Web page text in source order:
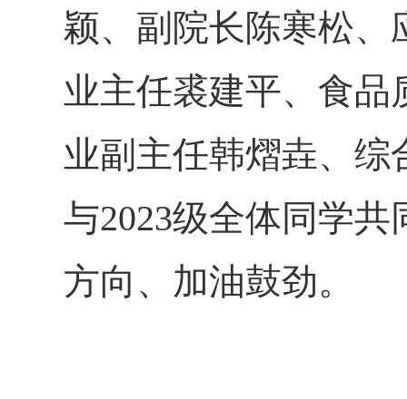
颖、副院长陈寒松、
业主任裘建平、食品
业副主任韩熠垚、综
与2023级全体同学
方向、加油鼓劲。